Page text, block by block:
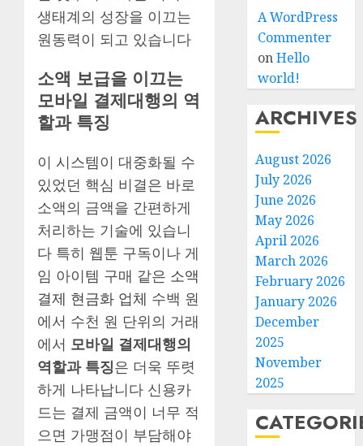
생태계의 성장을 이끄는
원동력이 되고 있습니다
소액 보급을 이끄는
모바일 결제대행의 역
할과 특징
이 시스템이 대중화될 수
있었던 핵심 비결은 바로
소액의 금액을 간편하게
처리하는 기술에 있습니
다 특히 웹툰 구독이나 게
임 아이템 구매 같은 소액
결제 현금화 업체 수백 원
에서 수천 원 단위의 거래
에서 모바일 결제대행의
역할과 특징은 더욱 뚜렷
하게 나타납니다 신용카
드는 결제 금액이 너무 적
으면 가맹점이 부담해야
A WordPress
Commenter
onHello
world!
ARCHIVES
August 2026
July 2026
June 2026
May 2026
April 2026
March 2026
February 2026
January 2026
December
2025
November
2025